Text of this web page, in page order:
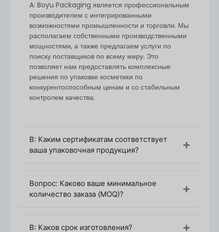
вопросам и советам покупателям.
Минимальное количество заказа (MOQ)
Бутылки для роллеров с запасом
A: Boyu Packaging является профессиональным
производителем с интегрированными
возможностями промышленности и торговли. Мы
располагаем собственными производственными
мощностями, а также предлагаем услуги по
поиску поставщиков по всему миру. Это
позволяет нам предоставлять комплексные
решения по упаковке косметики по
конкурентоспособным ценам и со стабильным
контролем качества.
В: Каким сертификатам соответствует
ваша упаковочная продукция?
Вопрос: Каково ваше минимальное
количество заказа (MOQ)?
В: Каков срок изготовления?